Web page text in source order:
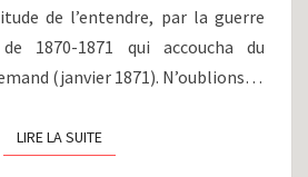
de l’entendre, par la guerre
1870-1871 qui accoucha du
(janvier 1871). N’oublions…
LIRE LA SUITELIRE LA SUITE